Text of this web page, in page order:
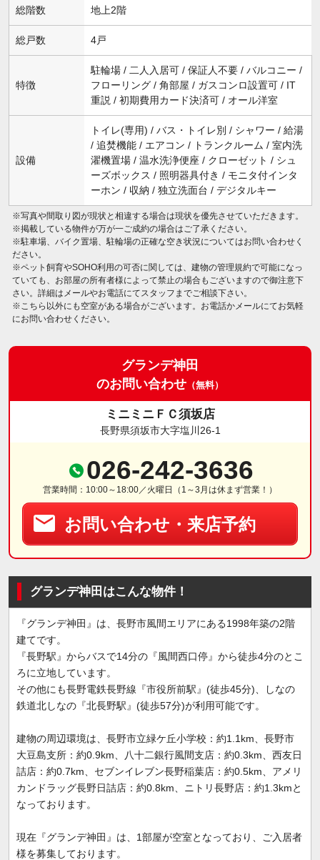
総階数 地上2階
総戸数 4戸
特徴
駐輪場 / 二人入居可 / 保証人不要 / バルコニー /
フローリング / 角部屋 / ガスコンロ設置可 / IT
重説 / 初期費用カード決済可 / オール洋室
設備
トイレ(専用) / バス・トイレ別 / シャワー / 給湯
/ 追焚機能 / エアコン / トランクルーム / 室内洗
濯機置場 / 温水洗浄便座 / クローゼット / シュ
ーズボックス / 照明器具付き / モニタ付インタ
ーホン / 収納 / 独立洗面台 / デジタルキー
※写真や間取り図が現状と相違する場合は現状を優先させていただきます。
※掲載している物件が万が一ご成約の場合はご了承ください。
※駐車場、バイク置場、駐輪場の正確な空き状況についてはお問い合わせく
ださい。
※ペット飼育やSOHO利用の可否に関しては、建物の管理規約で可能になっ
ていても、お部屋の所有者様によって禁止の場合もございますので御注意下
さい。詳細はメールやお電話にてスタッフまでご相談下さい。
※こちら以外にも空室がある場合がございます。お電話かメールにてお気軽
にお問い合わせください。
グランデ神田
のお問い合わせ （無料）
ミニミニＦＣ須坂店
長野県須坂市大字塩川26-1
026-242-3636
営業時間：10:00～18:00／火曜日（1～3月は休まず営業！）
お問い合わせ・来店予約
グランデ神田はこんな物件！
『グランデ神田』は、長野市風間エリアにある1998年築の2階
建てです。
『長野駅』からバスで14分の『風間西口停』から徒歩4分のとこ
ろに立地しています。
その他にも長野電鉄長野線『市役所前駅』(徒歩45分)、しなの
鉄道北しなの『北長野駅』(徒歩57分)が利用可能です。
建物の周辺環境は、長野市立緑ケ丘小学校：約1.1km、長野市
大豆島支所：約0.9km、八十二銀行風間支店：約0.3km、西友日
詰店：約0.7km、セブンイレブン長野稲葉店：約0.5km、アメリ
カンドラッグ長野日詰店：約0.8km、ニトリ長野店：約1.3kmと
なっております。
現在『グランデ神田』は、1部屋が空室となっており、ご入居者
様を募集しております。